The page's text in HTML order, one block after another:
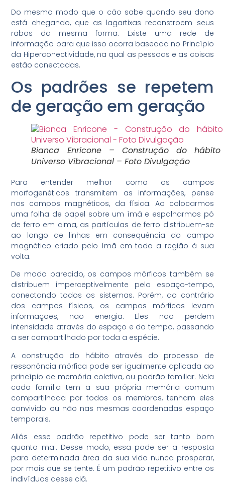
Do mesmo modo que o cão sabe quando seu dono
está chegando, que as lagartixas reconstroem seus
rabos da mesma forma. Existe uma rede de
informação para que isso ocorra baseada no Princípio
da Hiperconectividade, na qual as pessoas e as coisas
estão conectadas.
Os padrões se repetem
de geração em geração
Bianca Enricone – Construção do
Universo Vibracional – Foto Divulgação
Para entender melhor como os campos
morfogenéticos transmitem as informações, pense
nos campos magnéticos, da física. Ao colocarmos
uma folha de papel sobre um ímã e espalharmos pó
de ferro em cima, as partículas de ferro distribuem-se
ao longo de linhas em consequência do campo
magnético criado pelo ímã em toda a região à sua
volta.
De modo parecido, os campos mórficos também se
distribuem imperceptivelmente pelo espaço-tempo,
conectando todos os sistemas. Porém, ao contrário
dos campos físicos, os campos mórficos levam
informações, não energia. Eles não perdem
intensidade através do espaço e do tempo, passando
a ser compartilhado por toda a espécie.
A construção do hábito através do processo de
ressonância mórfica pode ser igualmente aplicada ao
princípio de memória coletiva, ou padrão familiar. Nela
cada família tem a sua própria memória comum
compartilhada por todos os membros, tenham eles
convivido ou não nas mesmas coordenadas espaço
temporais.
Aliás esse padrão repetitivo pode ser tanto bom
quanto mal. Desse modo, essa pode ser a resposta
para determinada área da sua vida nunca prosperar,
por mais que se tente. É um padrão repetitivo entre os
indivíduos desse clã.